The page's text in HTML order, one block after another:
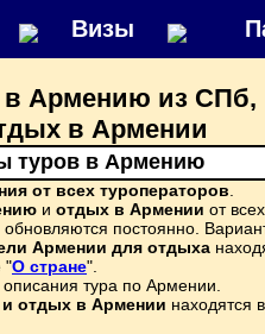
Визы
Армению из СПб,
в Армении
туров в Армению
от всех туроператоров
и отдых в Армении от
обновляются постоянно.
Армении для отдыха
"О стране".
тура по Армении.
и отдых в Армении находятся